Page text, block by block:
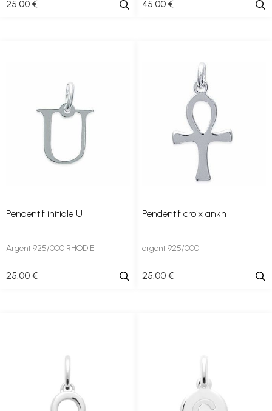
25 .00 € 45 .00 €
Pendentif initiale U
Argent 925/000 RHODIE
25 .00 €
Pendentif croix ankh
argent 925/000
25 .00 €